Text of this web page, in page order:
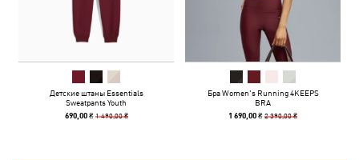
Детские штаны Essentials
Sweatpants Youth
690,00 ₴ 1 490,00 ₴
Бра Women's Running 4KEEPS
BRA
1 690,00 ₴2 390,00 ₴